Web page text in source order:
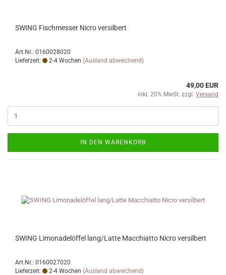
SWING Fischmesser Nicro versilbert
Art.Nr.: 0160028020
Lieferzeit:
2-4 Wochen (Ausland abweichend)
49,00 EUR
inkl. 20% MwSt. zzgl. Versand
IN DEN WARENKORB
SWING Limonadelöffel lang/Latte Macchiatto Nicro versilbert
Art.Nr.: 0160027020
Lieferzeit:
2-4 Wochen (Ausland abweichend)